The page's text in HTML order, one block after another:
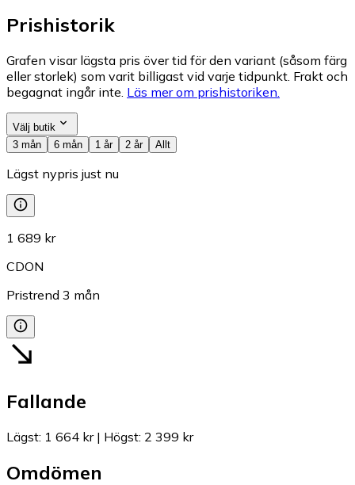
Prishistorik
Grafen visar lägsta pris över tid för den variant (såsom färg
eller storlek) som varit billigast vid varje tidpunkt. Frakt och
begagnat ingår inte. Läs mer om prishistoriken.
Välj butik
3 mån
6 mån 1 år 2 år Allt
Lägst nypris just nu
1 689 kr
CDON
Pristrend 3 mån
Fallande
Lägst: 1 664 kr| Högst: 2 399 kr
Omdömen